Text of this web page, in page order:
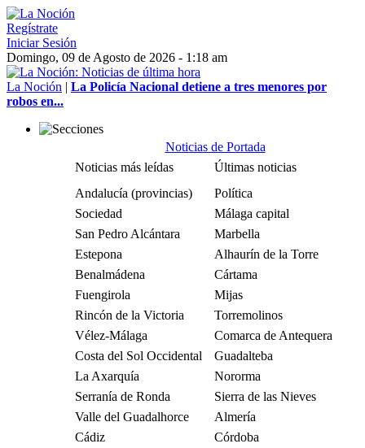
Regístrate
Iniciar Sesión
Domingo, 09 de Agosto de 2026 - 1:18 am
La Noción | La Policía Nacional detiene a tres menores por
robos en...
Noticias de Portada
Noticias más leídas
Últimas noticias
Andalucía (provincias)
Política
Sociedad
Málaga capital
San Pedro Alcántara
Marbella
Estepona
Alhaurín de la Torre
Benalmádena
Cártama
Fuengirola
Mijas
Rincón de la Victoria
Torremolinos
Vélez-Málaga
Comarca de Antequera
Costa del Sol Occidental
Guadalteba
La Axarquía
Nororma
Serranía de Ronda
Sierra de las Nieves
Valle del Guadalhorce
Almería
Cádiz
Córdoba